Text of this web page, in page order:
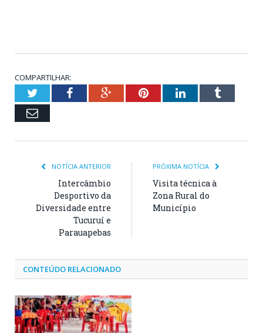
COMPARTILHAR:
TwitterFacebookGoogle+PinterestLinkedInTumblr
Email
NOTÍCIA ANTERIOR
Intercâmbio
Desportivo da
Diversidade entre
Tucuruí e
Parauapebas
PRÓXIMA NOTÍCIA
Visita técnica à
Zona Rural do
Município
CONTEÚDO RELACIONADO